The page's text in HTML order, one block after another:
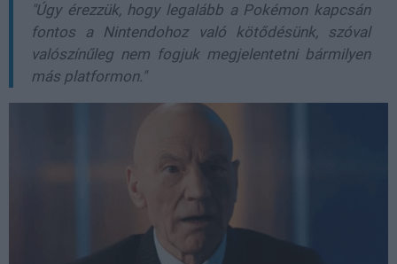
"Úgy érezzük, hogy legalább a Pokémon kapcsán
fontos a Nintendohoz való kötődésünk, szóval
valószínűleg nem fogjuk megjelentetni bármilyen
más platformon."